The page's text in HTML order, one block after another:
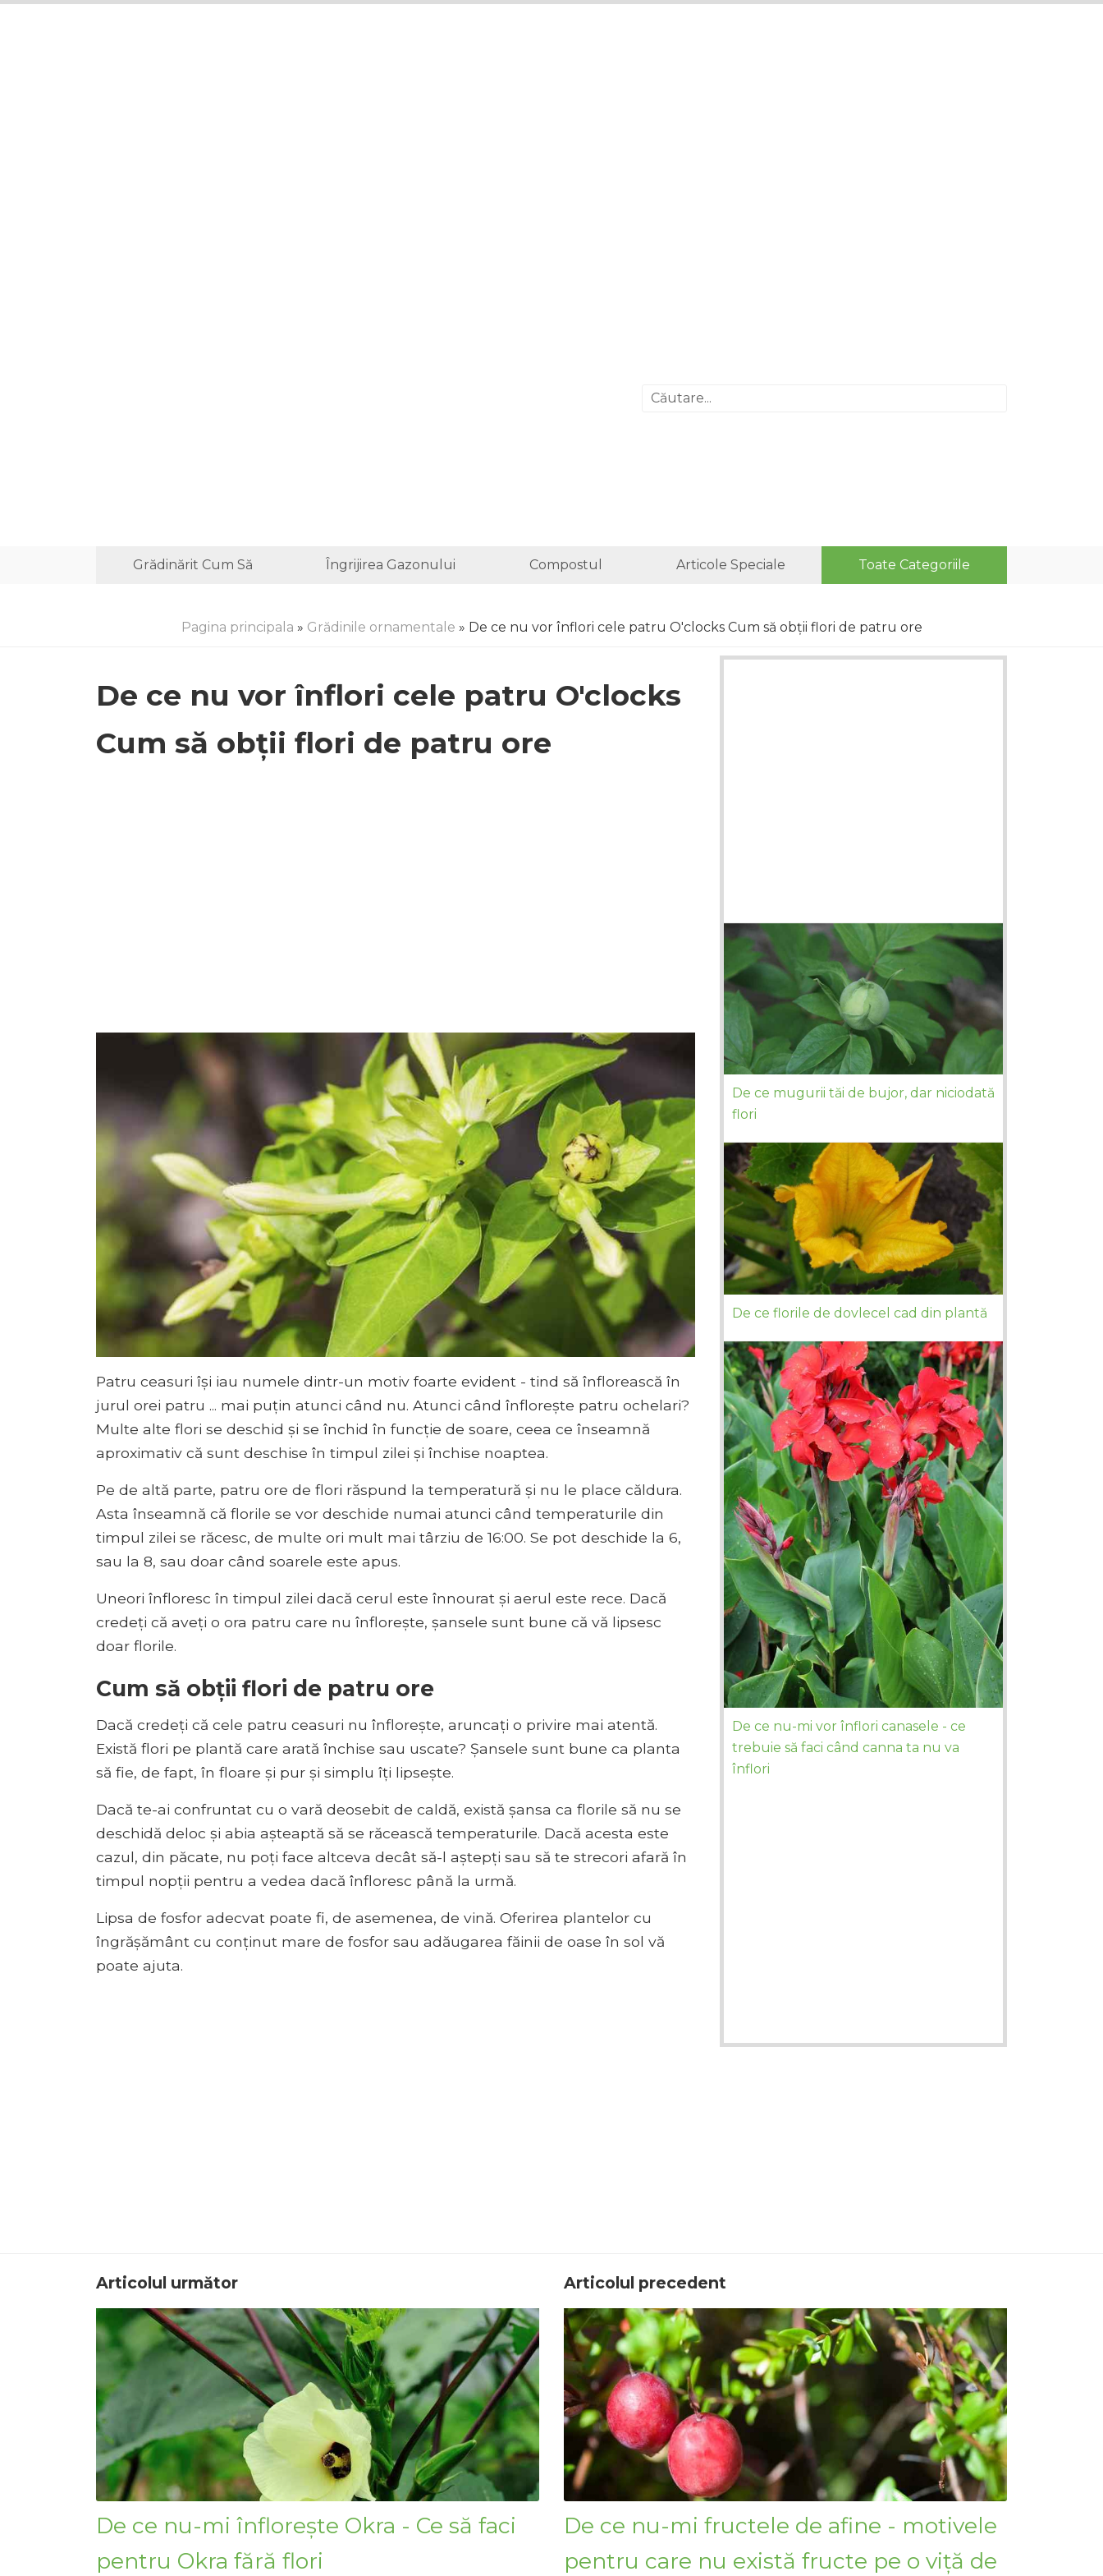
Grădinărit Cum Să Îngrijirea Gazonului Compostul Articole Speciale Toate Categoriile
Pagina principala » Grădinile ornamentale » De ce nu vor înflori cele patru O'clocks Cum să obții flori de patru ore
De ce nu vor înflori cele patru O'clocks
Cum să obții flori de patru ore
Patru ceasuri își iau numele dintr-un motiv foarte evident - tind să înflorească în
jurul orei patru ... mai puțin atunci când nu. Atunci când înflorește patru ochelari?
Multe alte flori se deschid și se închid în funcție de soare, ceea ce înseamnă
aproximativ că sunt deschise în timpul zilei și închise noaptea.
Pe de altă parte, patru ore de flori răspund la temperatură și nu le place căldura.
Asta înseamnă că florile se vor deschide numai atunci când temperaturile din
timpul zilei se răcesc, de multe ori mult mai târziu de 16:00. Se pot deschide la 6,
sau la 8, sau doar când soarele este apus.
Uneori înfloresc în timpul zilei dacă cerul este înnourat și aerul este rece. Dacă
credeți că aveți o ora patru care nu înflorește, șansele sunt bune că vă lipsesc
doar florile.
Cum să obții flori de patru ore
Dacă credeți că cele patru ceasuri nu înflorește, aruncați o privire mai atentă.
Există flori pe plantă care arată închise sau uscate? Șansele sunt bune ca planta
să fie, de fapt, în floare și pur și simplu îți lipsește.
Dacă te-ai confruntat cu o vară deosebit de caldă, există șansa ca florile să nu se
deschidă deloc și abia așteaptă să se răcească temperaturile. Dacă acesta este
cazul, din păcate, nu poți face altceva decât să-l aștepți sau să te strecori afară în
timpul nopții pentru a vedea dacă înfloresc până la urmă.
Lipsa de fosfor adecvat poate fi, de asemenea, de vină. Oferirea plantelor cu
îngrășământ cu conținut mare de fosfor sau adăugarea făinii de oase în sol vă
poate ajuta.
De ce mugurii tăi de bujor, dar niciodată
flori
De ce florile de dovlecel cad din plantă
De ce nu-mi vor înflori canasele - ce
trebuie să faci când canna ta nu va
înflori
Articolul următor
De ce nu-mi înflorește Okra - Ce să faci
pentru Okra fără flori
Articolul precedent
De ce nu-mi fructele de afine - motivele
pentru care nu există fructe pe o viță de